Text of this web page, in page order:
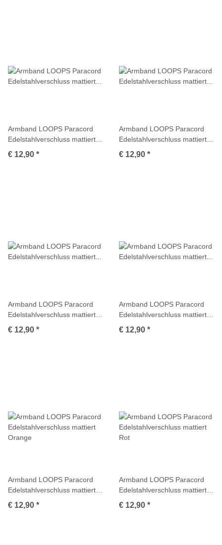
Armband LOOPS Paracord
Edelstahlverschluss mattiert
Multicolor
€ 12,90 *
Armband LOOPS Paracord
Edelstahlverschluss mattiert
Multicolor
€ 12,90 *
Armband LOOPS Paracord
Edelstahlverschluss mattiert
Multicolor
€ 12,90 *
Armband LOOPS Paracord
Edelstahlverschluss mattiert
Multicolor
€ 12,90 *
Armband LOOPS Paracord
Edelstahlverschluss mattiert
Orange
€ 12,90 *
Armband LOOPS Paracord
Edelstahlverschluss mattiert
Rot
€ 12,90 *